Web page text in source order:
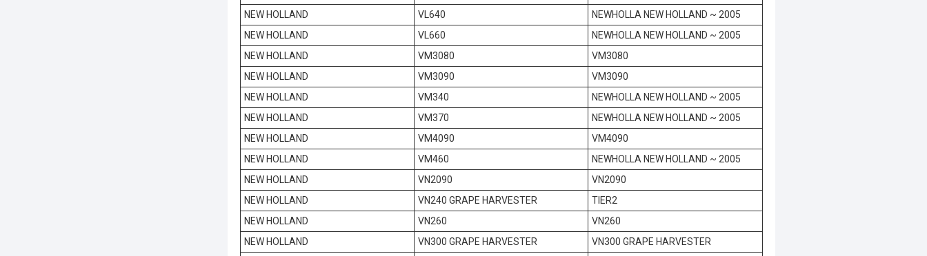
NEW HOLLAND
VL640
NEWHOLLA NEW HOLLAND ~ 2005
NEW HOLLAND
VL660
NEWHOLLA NEW HOLLAND ~ 2005
NEW HOLLAND
VM3080
VM3080
NEW HOLLAND
VM3090
VM3090
NEW HOLLAND
VM340
NEWHOLLA NEW HOLLAND ~ 2005
NEW HOLLAND
VM370
NEWHOLLA NEW HOLLAND ~ 2005
NEW HOLLAND
VM4090
VM4090
NEW HOLLAND
VM460
NEWHOLLA NEW HOLLAND ~ 2005
NEW HOLLAND
VN2090
VN2090
NEW HOLLAND
VN240 GRAPE HARVESTER
TIER2
NEW HOLLAND
VN260
VN260
NEW HOLLAND
VN300 GRAPE HARVESTER
VN300 GRAPE HARVESTER